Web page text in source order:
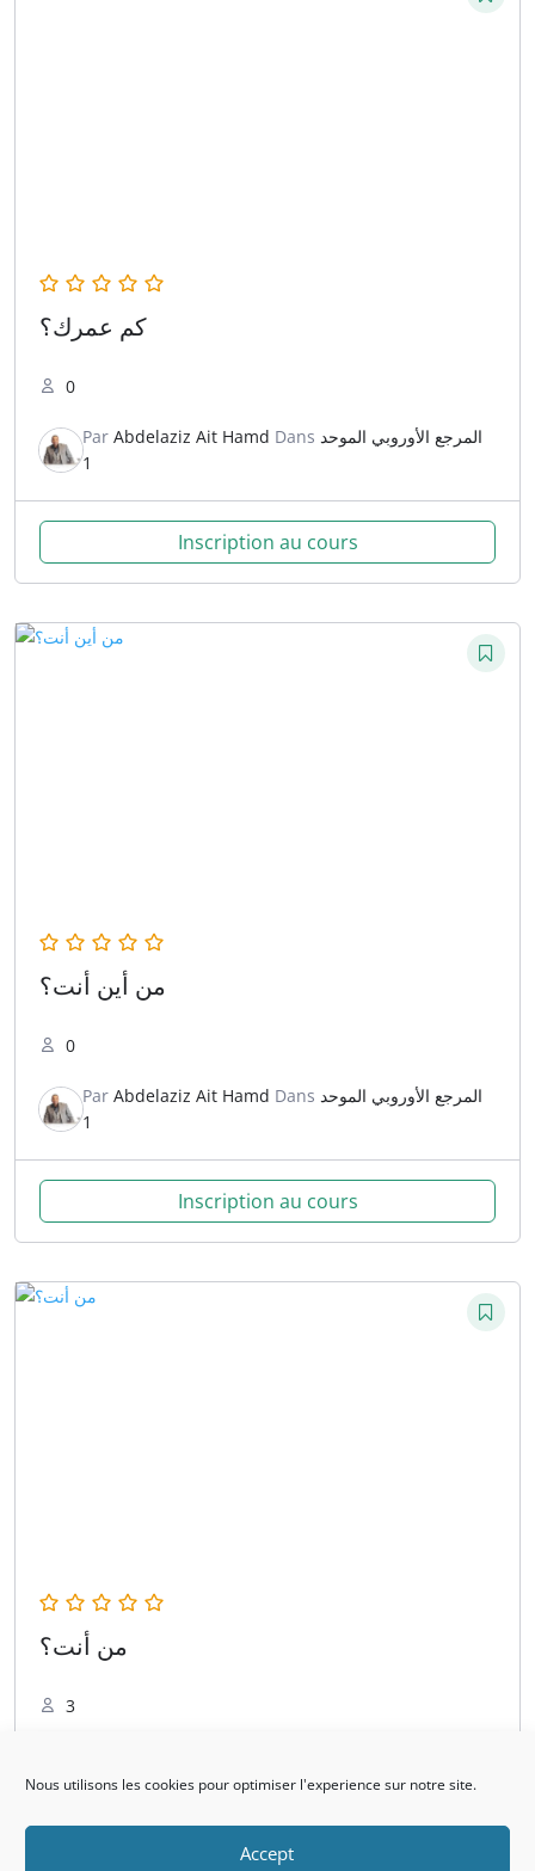
Nous utilisons les cookies pour optimiser l'experience sur notre site.
Accept
كم عمرك؟
0
Par Abdelaziz Ait Hamd Dans المرجع الأوروبي الموحد
1
Inscription au cours
من أين أنت؟
0
Par Abdelaziz Ait Hamd Dans المرجع الأوروبي الموحد
1
Inscription au cours
من أنت؟
3
1
Inscription au cours